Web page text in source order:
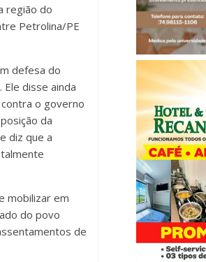
região do
Petrolina/PE
defesa do
disse ainda
o governo
da
diz que a
mobilizar em
do povo
de